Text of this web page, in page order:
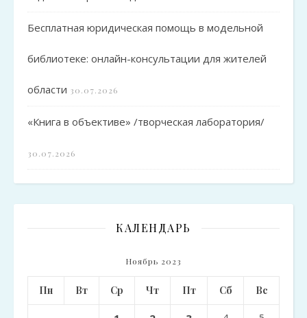
Бесплатная юридическая помощь в модельной
библиотеке: онлайн-консультации для жителей
области 30.07.2026
«Книга в объективе» /творческая лаборатория/
30.07.2026
КАЛЕНДАРЬ
Ноябрь 2023
Пн Вт Ср Чт Пт Сб Вс